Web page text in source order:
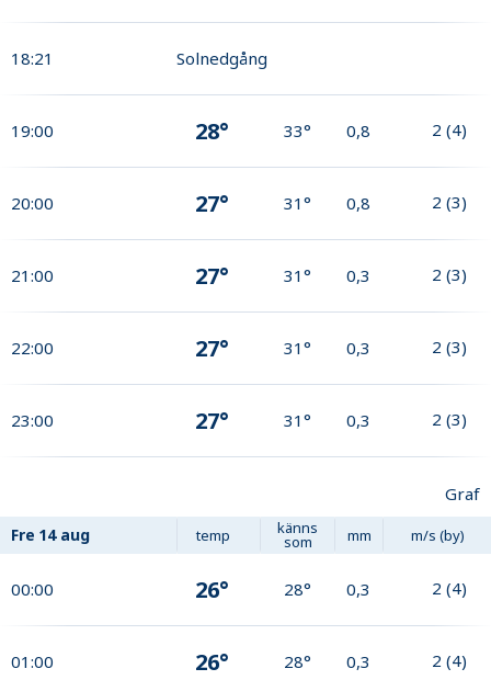
18:21 Solnedgång
19:00 28° 33° 0,8 2 (4)
20:00 27° 31° 0,8 2 (3)
21:00 27° 31° 0,3 2 (3)
22:00 27° 31° 0,3 2 (3)
23:00 27° 31° 0,3 2 (3)
Graf
Fre 14 aug temp känns
som mm m/s (by)
00:00 26° 28° 0,3 2 (4)
01:00 26° 28° 0,3 2 (4)